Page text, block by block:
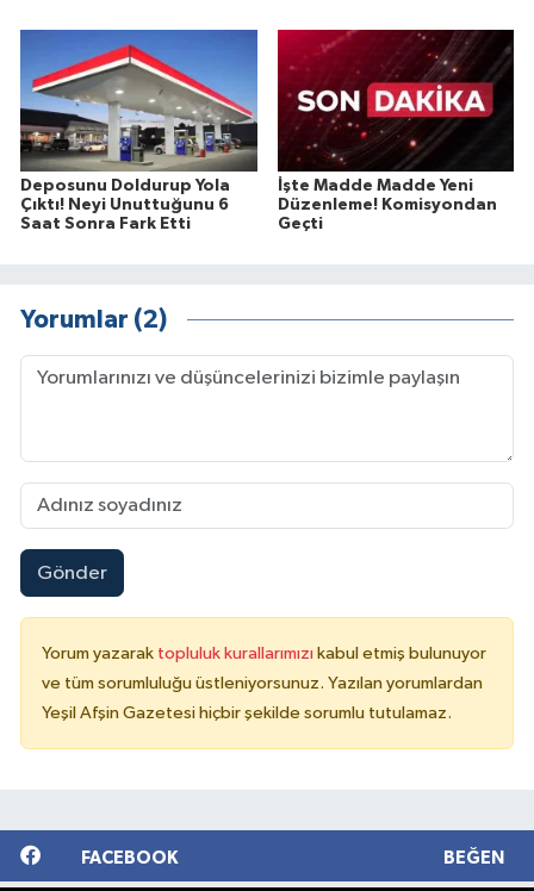
Deposunu Doldurup Yola
Çıktı! Neyi Unuttuğunu 6
Saat Sonra Fark Etti
İşte Madde Madde Yeni
Düzenleme! Komisyondan
Geçti
Yorumlar (2)
Gönder
Yorum yazarak topluluk kurallarımızı kabul etmiş bulunuyor
ve tüm sorumluluğu üstleniyorsunuz. Yazılan yorumlardan
Yeşil Afşin Gazetesi hiçbir şekilde sorumlu tutulamaz.
FACEBOOK BEĞEN